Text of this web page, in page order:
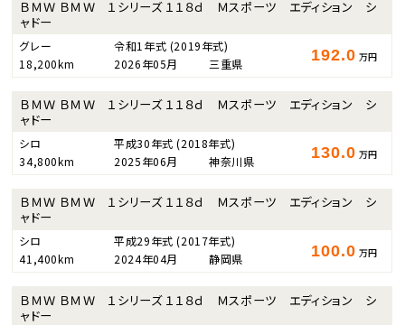
ＢＭＷ ＢＭＷ １シリーズ １１８ｄ Ｍスポーツ エディション シ
ャドー
グレー 令和1年式 (2019年式)
18,200km
2026年05月 三重県 192.0 万円
ＢＭＷ ＢＭＷ １シリーズ １１８ｄ Ｍスポーツ エディション シ
ャドー
シロ 平成30年式(2018年式)
34,800km
2025年06月 神奈川県 130.0 万円
ＢＭＷ ＢＭＷ １シリーズ １１８ｄ Ｍスポーツ エディション シ
ャドー
シロ 平成29年式(2017年式)
41,400km
2024年04月 静岡県 100.0 万円
ＢＭＷ ＢＭＷ １シリーズ １１８ｄ Ｍスポーツ エディション シ
ャドー